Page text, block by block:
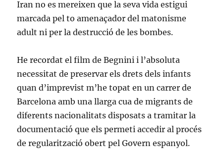
Iran no es mereixen que la seva vida estigui
marcada pel to amenaçador del matonisme
adult ni per la destrucció de les bombes.
He recordat el film de Begnini i l’absoluta
necessitat de preservar els drets dels infants
quan d’imprevist m’he topat en un carrer de
Barcelona amb una llarga cua de migrants de
diferents nacionalitats disposats a tramitar la
documentació que els permeti accedir al procés
de regularització obert pel Govern espanyol.